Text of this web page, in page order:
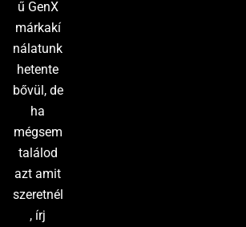
ű GenX
márkakí
nálatunk
hetente
bővül, de
ha
mégsem
találod
azt amit
szeretnél
, írj